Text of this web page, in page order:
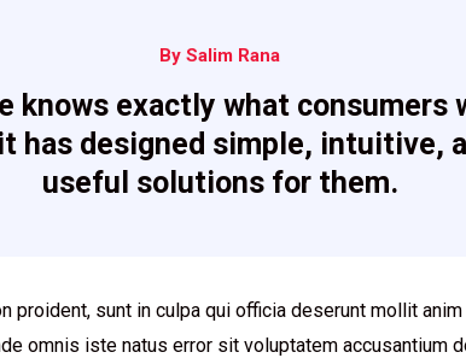
By Salim Rana
knows exactly what consumers
has designed simple, intuitive,
useful solutions for them.
proident, sunt in culpa qui officia deserunt mollit
omnis iste natus error sit voluptatem accusantium